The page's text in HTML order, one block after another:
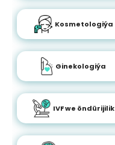
Kosmetologiýa
Ginekologiýa
IVF we öndürijilik